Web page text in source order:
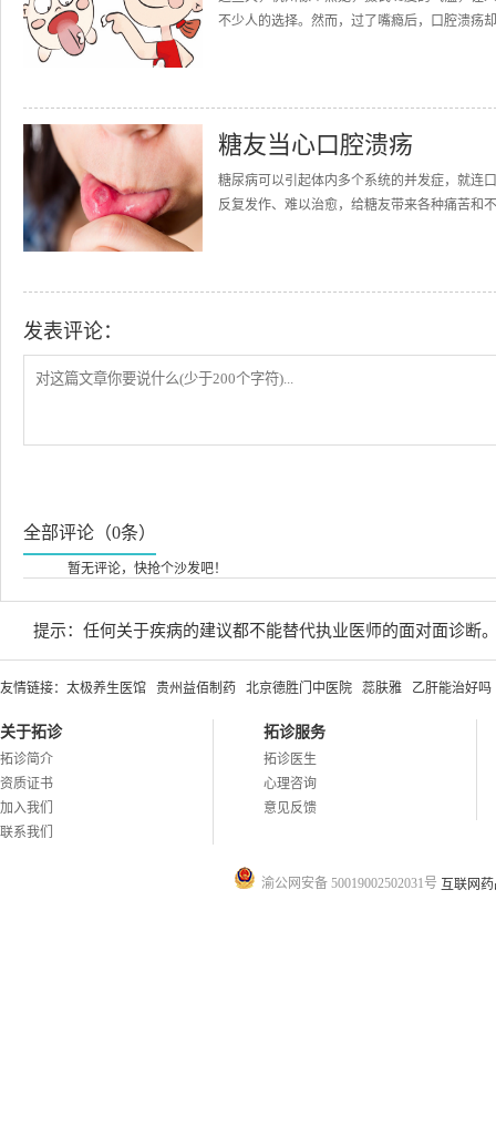
不少人的选择。然而，过了嘴瘾后，口腔溃疡
糖友当心口腔溃疡
糖尿病可以引起体内多个系统的并发症，就连
反复发作、难以治愈，给糖友带来各种痛苦和
发表评论：
全部评论（0条）
暂无评论，快抢个沙发吧！
提示：任何关于疾病的建议都不能替代执业医师的面对面诊断
友情链接： 太极养生医馆 贵州益佰制药 北京德胜门中医院 蕊肤雅 乙肝能治好吗
关于拓诊
拓诊简介
资质证书
加入我们
联系我们
拓诊服务
拓诊医生
心理咨询
意见反馈
渝公网安备 50019002502031号 互联网